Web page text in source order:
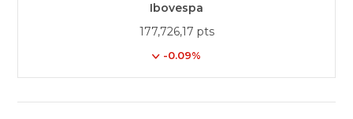
Ibovespa
177,726,17 pts
-0.09%